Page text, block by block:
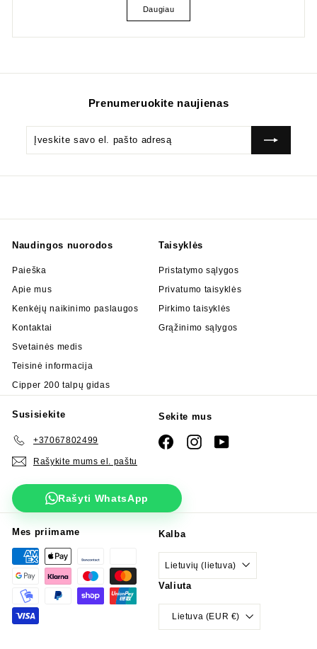
Daugiau
Prenumeruokite naujienas
Įveskite
savo
pašto
Prenumeruok
Naudingos nuorodos
Paieška
Apie mus
Kenkėjų naikinimo paslaugos
Kontaktai
Svetainės medis
Teisinė informacija
Cipper 200 talpų gidas
Taisyklės
Pristatymo sąlygos
Privatumo taisyklės
Pirkimo taisyklės
Grąžinimo sąlygos
Susisiekite
+37067802499
Rašykite mums el. paštu
Sekite mus
FacebookInstagram
Rašyti WhatsApp
Mes priimame Kalba
Lietuvių (lietuva)
Valiuta
Lietuva (EUR €)